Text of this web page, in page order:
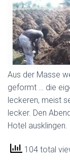
Aus der Masse
geformt … die
leckeren, meist
lecker. Den
Hotel ausklingen.
104 total